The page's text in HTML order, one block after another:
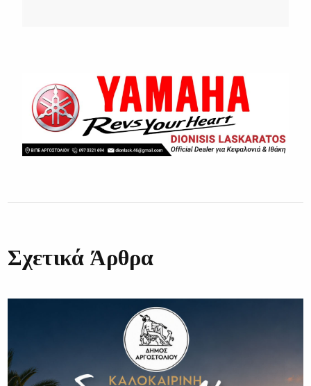
Σχετικά Άρθρα